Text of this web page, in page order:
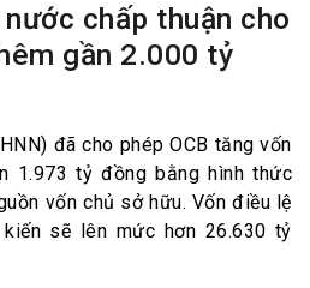
chấp thuận cho
gần 2.000 tỷ
đã cho phép OCB tăng vốn
1.973 tỷ đồng bằng hình thức
vốn chủ sở hữu. Vốn điều lệ
sẽ lên mức hơn 26.630 tỷ